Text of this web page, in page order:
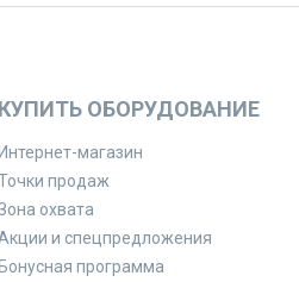
КУПИТЬ ОБОРУДОВАНИЕ
Интернет-магазин
продаж
охвата
и спецпредложения
Бонусная программа